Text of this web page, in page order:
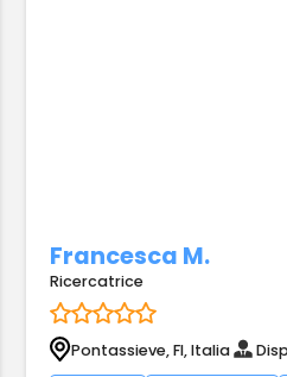
Francesca M.
Ricercatrice
Pontassieve, FI, Italia